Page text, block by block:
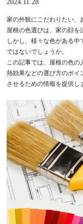
2024.11.28
家の外観にこだわりたい、
屋根の色選びは、家の顔を
しかし、様々な色がある
ではないでしょうか。
この記事では、屋根の色の
熱効果などの選び方のポイ
させるための情報を提供し